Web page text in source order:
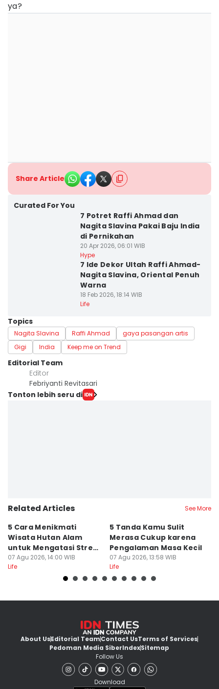
ya?
Share Article
Curated For You
7 Potret Raffi Ahmad dan
Nagita Slavina Pakai Baju India
di Pernikahan
20 Apr 2026, 06:01 WIB
Hype
7 Ide Dekor Ultah Raffi Ahmad-
Nagita Slavina, Oriental Penuh
Warna
18 Feb 2026, 18:14 WIB
Life
Topics
Nagita Slavina Raffi Ahmad
gaya pasangan artis
Gigi
India Keep me on Trend
Editorial Team
Editor
Febriyanti Revitasari
Tonton lebih seru di
Related Articles See More
5 Cara Menikmati
Wisata Hutan Alam
untuk Mengatasi Stres
Kerja
07 Agu 2026, 14:00 WIB
Life
5 Tanda Kamu Sulit
Merasa Cukup karena
Pengalaman Masa Kecil
07 Agu 2026, 13:58 WIB
Life
About UsEditorial TeamContact UsTerms of Services
Pedoman Media SiberIndexSitemap
Follow Us
Download